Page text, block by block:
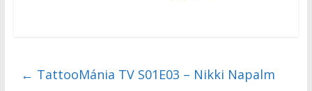
← TattooMánia TV S01E03 – Nikki Napalm